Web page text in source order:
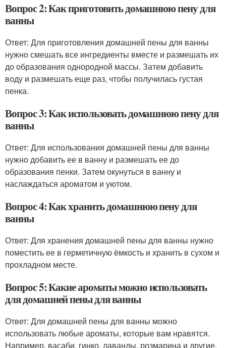
Вопрос 2: Как приготовить домашнюю пену для
ванны
Ответ: Для приготовления домашней пены для ванны
нужно смешать все ингредиенты вместе и размешать их
до образования однородной массы. Затем добавить
воду и размешать еще раз, чтобы получилась густая
пенка.
Вопрос 3: Как использовать домашнюю пену для
ванны
Ответ: Для использования домашней пены для ванны
нужно добавить ее в ванну и размешать ее до
образования пенки. Затем окунуться в ванну и
наслаждаться ароматом и уютом.
Вопрос 4: Как хранить домашнюю пену для
ванны
Ответ: Для хранения домашней пены для ванны нужно
поместить ее в герметичную ёмкость и хранить в сухом и
прохладном месте.
Вопрос 5: Какие ароматы можно использовать
для домашней пены для ванны
Ответ: Для домашней пены для ванны можно
использовать любые ароматы, которые вам нравятся.
Например, васаби, гинко, лаванды, розмарина и другие.